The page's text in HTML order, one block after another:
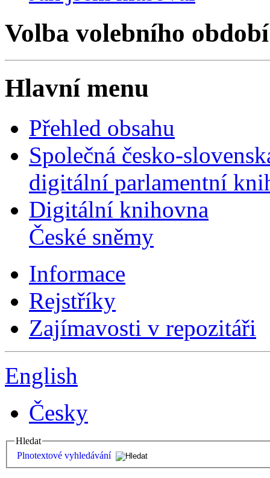
Volba volebního období
Hlavní menu
Přehled obsahu
Společná česko-
digitální parlamentní
Digitální knihovna
České sněmy
Informace
Rejstříky
Zajímavosti v repozitáři
English
Česky
Hledat
Plnotextové vyhledávání